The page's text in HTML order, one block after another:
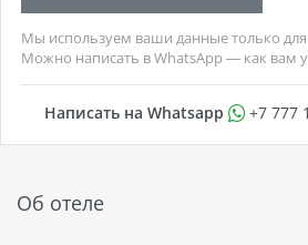
Мы используем ваши данные только для
Можно написать в WhatsApp — как вам
Написать на Whatsapp +7 777
Об отеле